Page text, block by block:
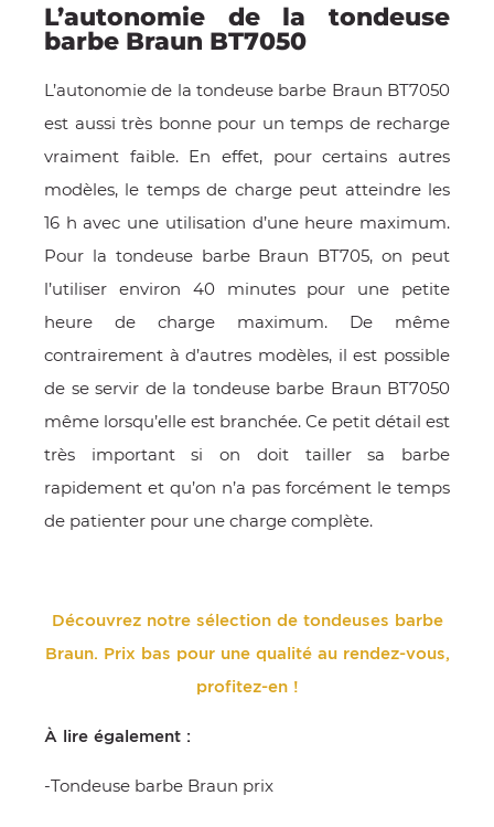
L’autonomie de la tondeuse
barbe Braun BT7050
L’autonomie de la tondeuse barbe Braun BT7050
est aussi très bonne pour un temps de recharge
vraiment faible. En effet, pour certains autres
modèles, le temps de charge peut atteindre les
16 h avec une utilisation d’une heure maximum.
Pour la tondeuse barbe Braun BT705, on peut
l’utiliser environ 40 minutes pour une petite
heure de charge maximum. De même
contrairement à d’autres modèles, il est possible
de se servir de la tondeuse barbe Braun BT7050
même lorsqu’elle est branchée. Ce petit détail est
très important si on doit tailler sa barbe
rapidement et qu’on n’a pas forcément le temps
de patienter pour une charge complète.
Découvrez notre sélection de tondeuses barbe
Braun. Prix bas pour une qualité au rendez-vous,
profitez-en !
À lire également :
-Tondeuse barbe Braun prix